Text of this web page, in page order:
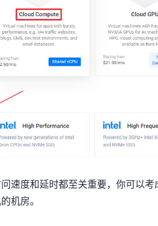
速度和延时都至关重要，你可以
机房。